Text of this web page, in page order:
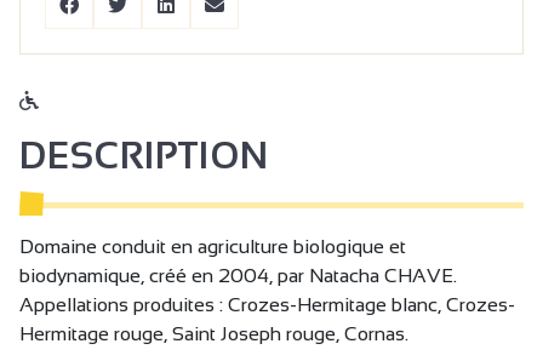
DESCRIPTION
Domaine conduit en agriculture biologique et
biodynamique, créé en 2004, par Natacha CHAVE.
Appellations produites : Crozes-Hermitage blanc, Crozes-
Hermitage rouge, Saint Joseph rouge, Cornas.